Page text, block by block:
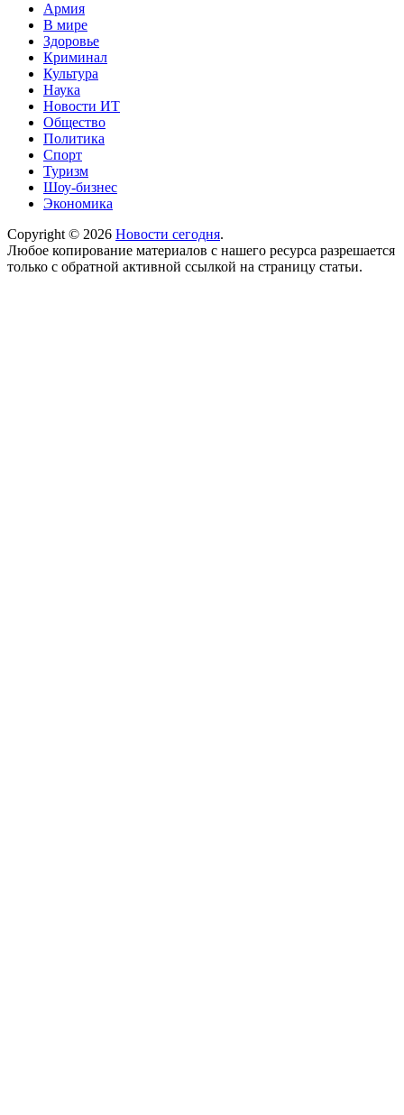
Армия
В мире
Здоровье
Криминал
Культура
Наука
Новости ИТ
Общество
Политика
Спорт
Туризм
Шоу-бизнес
Экономика
Copyright © 2026 Новости сегодня.
Любое копирование материалов с нашего ресурса разрешается
только с обратной активной ссылкой на страницу статьи.